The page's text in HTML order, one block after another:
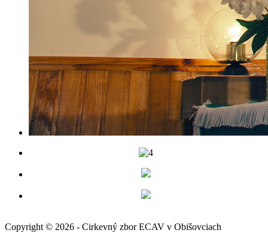
Copyright © 2026 - Cirkevný zbor ECAV v Obišovciach